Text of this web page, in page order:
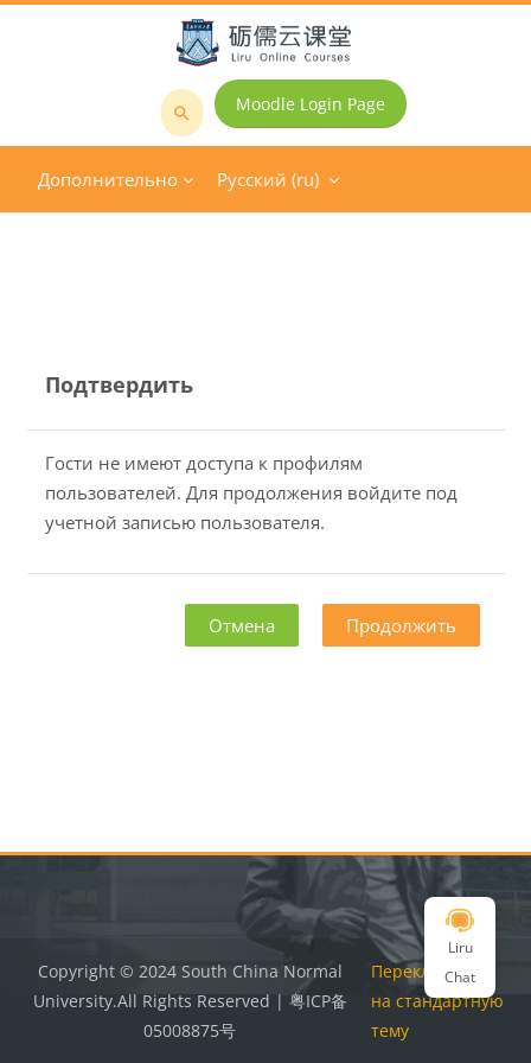
Перейти к основному содержанию
Поиск
Moodle Login Page
Дополнительно Русский ‎(ru)‎
Подтвердить
Гости не имеют доступа к профилям
пользователей. Для продолжения войдите под
учетной записью пользователя.
Отмена Продолжить
Liru
Chat
Copyright © 2024 South China Normal
University.All Rights Reserved | 粤ICP备
05008875号
Переключить
на стандартную
тему